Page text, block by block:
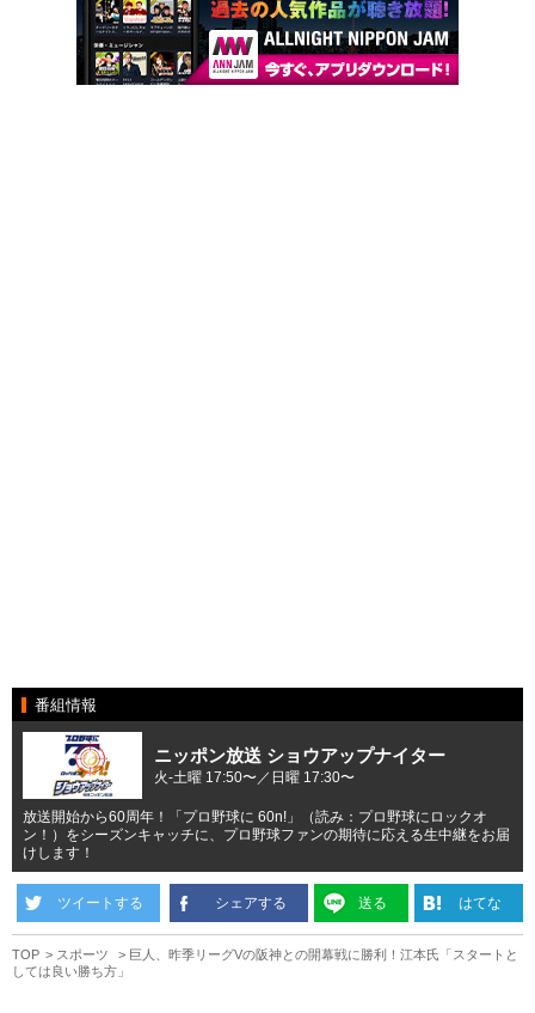
番組情報
ニッポン放送 ショウアップナイター
火-土曜 17:50〜／日曜 17:30〜
放送開始から60周年！「プロ野球に 60n!」（読み：プロ野球にロックオ
ン！）をシーズンキャッチに、プロ野球ファンの期待に応える生中継をお届
けします！
ツイートする シェアする 送る はてな
TOP スポーツ
巨人、昨季リーグVの阪神との開幕戦に勝利！江本氏「スタートと
しては良い勝ち方」